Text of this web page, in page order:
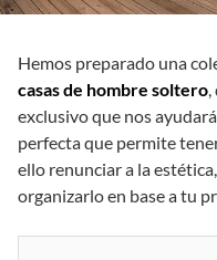
Hemos preparado una
casas de hombre soltero
exclusivo que nos
perfecta que permite
ello renunciar a la
organizarlo en base a tu